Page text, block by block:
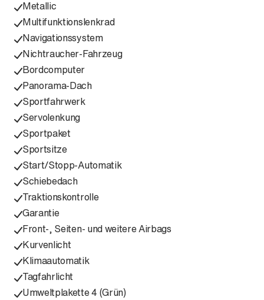
Metallic
Multifunktionslenkrad
Navigationssystem
Nichtraucher-Fahrzeug
Bordcomputer
Panorama-Dach
Sportfahrwerk
Servolenkung
Sportpaket
Sportsitze
Start/Stopp-Automatik
Schiebedach
Traktionskontrolle
Garantie
Front-, Seiten- und weitere Airbags
Kurvenlicht
Klimaautomatik
Tagfahrlicht
Umweltplakette 4 (Grün)